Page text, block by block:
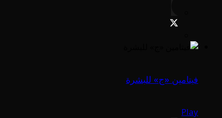
فيتامين «ج» للبشرة
Play